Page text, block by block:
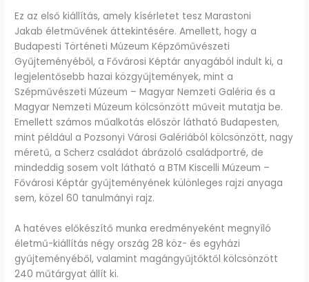
Ez az első kiállítás, amely kísérletet tesz Marastoni
Jakab életművének áttekintésére. Amellett, hogy a
Budapesti Történeti Múzeum Képzőművészeti
Gyűjteményéből, a Fővárosi Képtár anyagából indult ki, a
legjelentősebb hazai közgyűjtemények, mint a
Szépművészeti Múzeum – Magyar Nemzeti Galéria és a
Magyar Nemzeti Múzeum kölcsönzött műveit mutatja be.
Emellett számos műalkotás először látható Budapesten,
mint például a Pozsonyi Városi Galériából kölcsönzött, nagy
méretű, a Scherz családot ábrázoló családportré, de
mindeddig sosem volt látható a BTM Kiscelli Múzeum –
Fővárosi Képtár gyűjteményének különleges rajzi anyaga
sem, közel 60 tanulmányi rajz.
A hatéves előkészítő munka eredményeként megnyíló
életmű-kiállítás négy ország 28 köz- és egyházi
gyűjteményéből, valamint magángyűjtőktől kölcsönzött
240 műtárgyat állít ki.